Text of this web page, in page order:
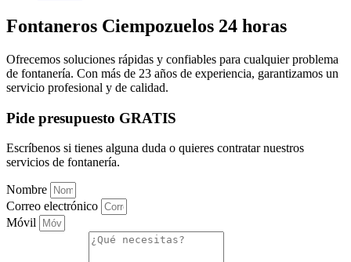
Fontaneros Ciempozuelos 24 horas
Ofrecemos soluciones rápidas y confiables para cualquier problema
de fontanería. Con más de 23 años de experiencia, garantizamos un
servicio profesional y de calidad.
Pide presupuesto GRATIS
Escríbenos si tienes alguna duda o quieres contratar nuestros
servicios de fontanería.
Nombre
Correo electrónico
Móvil